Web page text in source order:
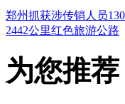
郑州抓获涉传销人员
2442公里红色旅游公路
为您推荐